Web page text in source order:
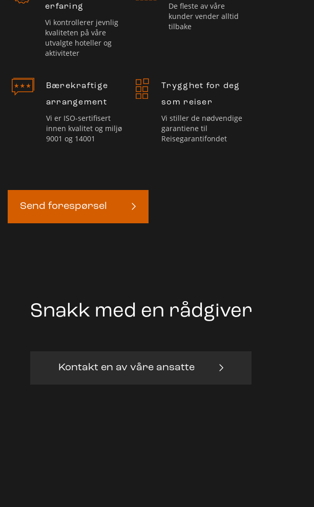
erfaring
Vi kontrollerer jevnlig
kvaliteten på våre
utvalgte hoteller og
aktiviteter
De fleste av våre
kunder vender alltid
tilbake
Bærekraftige
arrangement
Vi er ISO-sertifisert
innen kvalitet og miljø
9001 og 14001
Trygghet for deg
som reiser
Vi stiller de nødvendige
garantiene til
Reisegarantifondet
Send forespørsel
Snakk med en rådgiver
Kontakt en av våre ansatte